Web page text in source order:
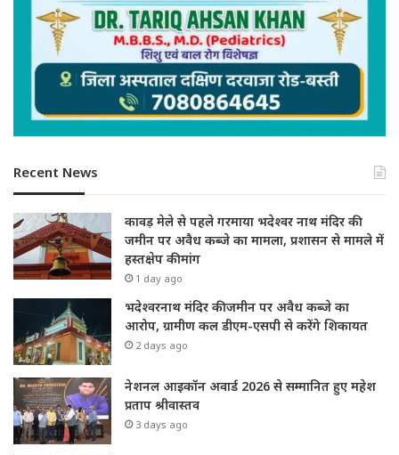
Recent News
कावड़ मेले से पहले गरमाया भदेश्वर नाथ मंदिर की
जमीन पर अवैध कब्जे का मामला, प्रशासन से मामले में
हस्तक्षेप की मांग
1 day ago
भदेश्वरनाथ मंदिर की जमीन पर अवैध कब्जे का
आरोप, ग्रामीण कल डीएम-एसपी से करेंगे शिकायत
2 days ago
नेशनल आइकॉन अवार्ड 2026 से सम्मानित हुए महेश
प्रताप श्रीवास्तव
3 days ago